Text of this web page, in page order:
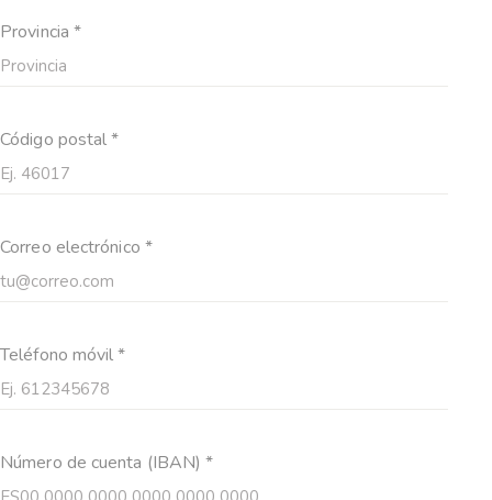
Provincia *
Código postal *
Correo electrónico *
Teléfono móvil *
Número de cuenta (IBAN) *